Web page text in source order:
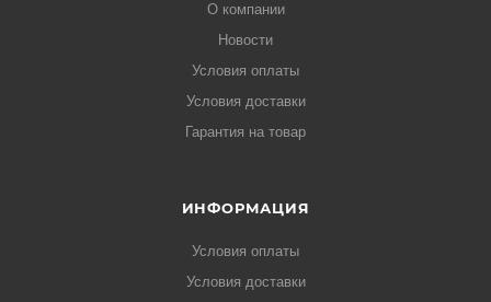
О компании
Новости
Условия оплаты
Условия доставки
Гарантия на товар
ИНФОРМАЦИЯ
Условия оплаты
Условия доставки